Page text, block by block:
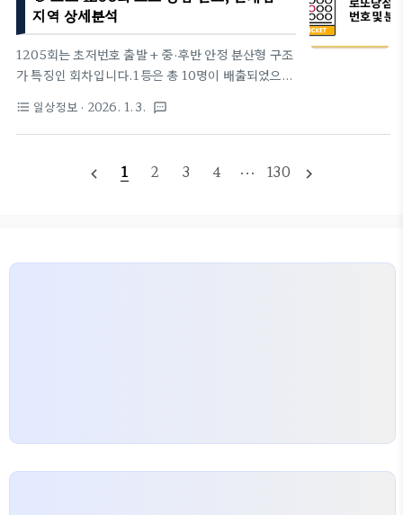
· 26 · 27로 이어지는 중반 밀집,마지막을 42 고번호
로 정리한 전형적인 완급 조절형 패턴이다.2. 당첨자
수 · 당첨금 & 구매 방식→ 1등 총 당첨금 280억 원대
→ 1게임당 당첨금은 18억 원 중후반으로 안정권→ 자
동 비중이 가장 높지만 수동·반자동 비율도 50% 이상
으..
지역 상세분석
1205회는 초저번호 출발 + 중·후반 안정 분산형 구조
가 특징인 회차입니다.1등은 총 10명이 배출되었으
마무리가 동시에 나타난 전형적인 균형형 패턴입니
다.1. 이번 주 당첨번호1등 번호 : 1 · 4 · 16 · 23 · 31
(11 ~ 30) 2개→ 고번호(31 ~ 45) 1개초반 1 · 4 · 보
원이 10명으로 제한되며 상금 집중→ 2등은 100명 미
format_list_bulleted 일상정보 · 2026. 1. 3. textsms
navigate_before 1 2 3 4 ··· 130 navigate_next